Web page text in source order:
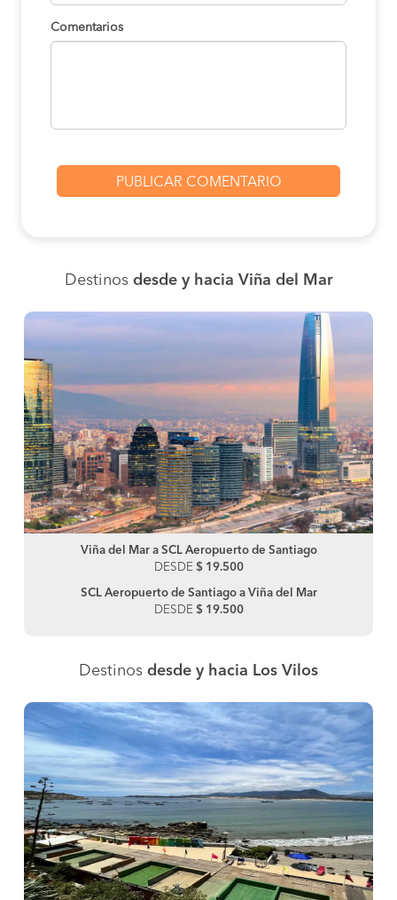
Comentarios
Destinos desde y hacia Viña del Mar
Viña del Mar a SCL Aeropuerto de Santiago
DESDE $ 19.500
SCL Aeropuerto de Santiago a Viña del Mar
DESDE $ 19.500
Destinos desde y hacia Los Vilos